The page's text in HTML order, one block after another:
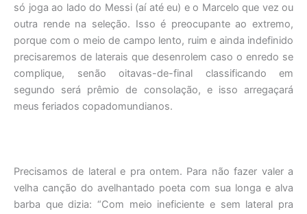
só joga ao lado do Messi (aí até eu) e o Marcelo que vez ou
outra rende na seleção. Isso é preocupante ao extremo,
porque com o meio de campo lento, ruim e ainda indefinido
precisaremos de laterais que desenrolem caso o enredo se
complique, senão oitavas-de-final classificando em
segundo será prêmio de consolação, e isso arregaçará
meus feriados copadomundianos.
Precisamos de lateral e pra ontem. Para não fazer valer a
velha canção do avelhantado poeta com sua longa e alva
barba que dizia: “Com meio ineficiente e sem lateral pra